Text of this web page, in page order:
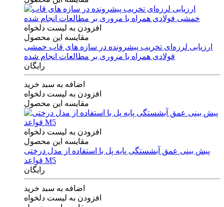
افزودن به لیست دلخواه
مقایسه این محصول
ارزیابی لرزه‌ای تخریب پیشرونده در سازه های قاب خمشی
فولادی همراه با مروری بر مطالعات انجام شده
رایگان
اضافه به سبد خرید
افزودن به لیست دلخواه
مقایسه این محصول
افزودن به لیست دلخواه
مقایسه این محصول
پیش بینی عمق آبشستگی پایه پل با استفاده از مدل درختی
قواعد M5
رایگان
اضافه به سبد خرید
افزودن به لیست دلخواه